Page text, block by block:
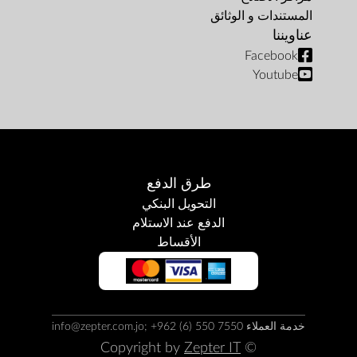
المستندات و الوثائق
عناويننا
Facebook
Youtube
طرق الدفع
التحويل البنكي
الدفع عند الاستلام
الأقساط
خدمة العملاء info@zepter.com.jo; +962 (6) 550 7550
© Copyright by
Zepter IT